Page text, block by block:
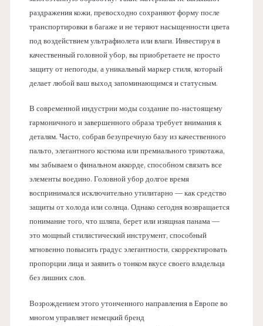
раздражения кожи, превосходно сохраняют форму после
транспортировки в багаже и не теряют насыщенности цвета
под воздействием ультрафиолета или влаги. Инвестируя в
качественный головной убор, вы приобретаете не просто
защиту от непогоды, а уникальный маркер стиля, который
делает любой ваш выход запоминающимся и статусным.
В современной индустрии моды создание по-настоящему
гармоничного и завершенного образа требует внимания к
деталям. Часто, собрав безупречную базу из качественного
пальто, элегантного костюма или премиального трикотажа,
мы забываем о финальном аккорде, способном связать все
элементы воедино. Головной убор долгое время
воспринимался исключительно утилитарно — как средство
защиты от холода или солнца. Однако сегодня возвращается
понимание того, что шляпа, берет или изящная панама —
это мощный стилистический инструмент, способный
мгновенно повысить градус элегантности, скорректировать
пропорции лица и заявить о тонком вкусе своего владельца
без лишних слов.
Возрождением этого утонченного направления в Европе во
многом управляет немецкий бренд